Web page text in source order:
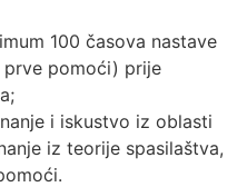
100 časova nastave
pomoći) prije
i iskustvo iz oblasti
iz teorije spasilaštva,